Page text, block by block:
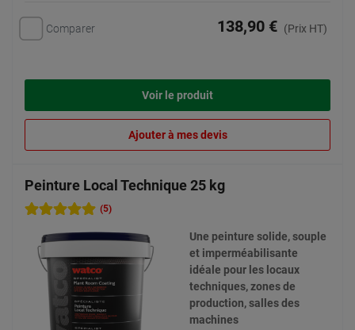
Comparer 138,90 € (Prix HT)
Voir le produit
Ajouter à mes devis
Peinture Local Technique 25 kg
(5)
Une peinture solide, souple
et imperméabilisante
idéale pour les locaux
techniques, zones de
production, salles des
machines